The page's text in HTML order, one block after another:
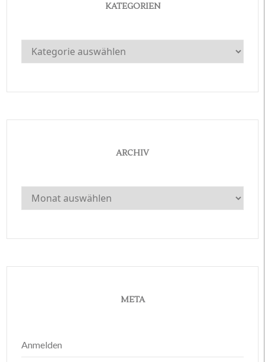
KATEGORIEN
Kategorien
ARCHIV
Archiv
META
Anmelden